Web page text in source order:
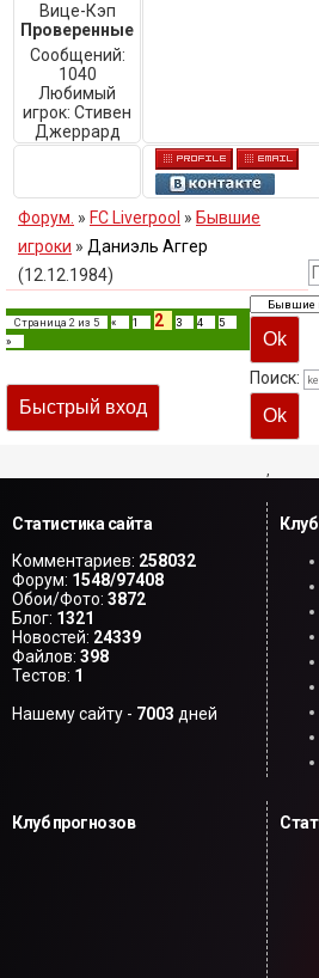
Вице-Кэп
Проверенные
Сообщений:
1040
Любимый
игрок:Стивен
Джеррард
Форум. » FC Liverpool » Бывшие
игроки » Даниэль Аггер
(12.12.1984)
Страница 2 из 5 « 1 2 3 4
5
»
Поиск:
,
Статистика сайта
Комментариев: 258032
Форум: 1548/97408
Обои/Фото: 3872
Блог: 1321
Новостей: 24339
Файлов: 398
Тестов: 1
Нашему сайту - 7003 дней
Клуб прогнозов